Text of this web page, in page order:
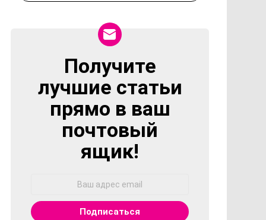
NEWSLETTER
Получите
лучшие статьи
прямо в ваш
почтовый
ящик!